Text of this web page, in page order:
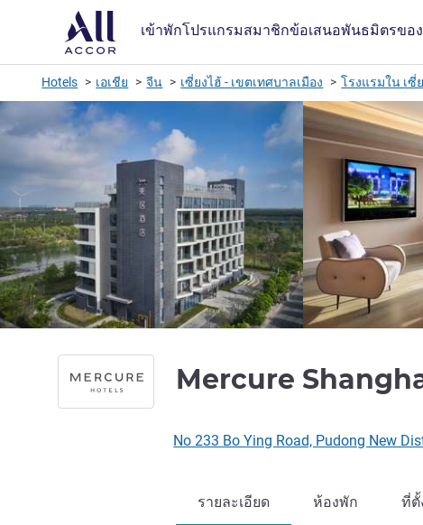
เข้าพักโปรแกรมสมาชิกข้อเสนอพันธมิตรของ
Hotels เอเชีย จีน เซี่ยงไฮ้ - เขตเทศบาลเมือง โรงแรมใน เซี่
Mercure
No 233 Bo Ying Road, Pudong New
รายละเอียด ห้องพัก ที่ตั้